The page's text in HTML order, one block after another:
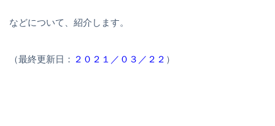
などについて、紹介します。
（最終更新日： ２０２１／０３／２２ ）